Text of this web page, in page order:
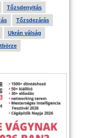
Tőzsdenyitás
Tőzsdezárás
Ukrán válság